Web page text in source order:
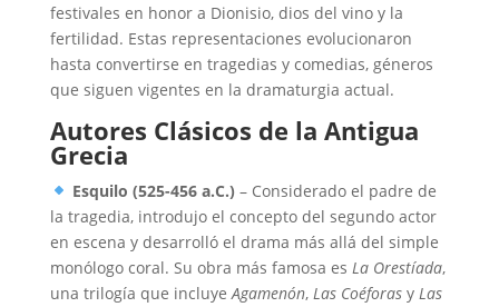
festivales en honor a Dionisio, dios del vino y la
fertilidad. Estas representaciones evolucionaron
hasta convertirse en tragedias y comedias, géneros
que siguen vigentes en la dramaturgia actual.
Autores Clásicos de la Antigua
Grecia
Esquilo (525-456 a.C.) – Considerado el padre de
la tragedia, introdujo el concepto del segundo actor
en escena y desarrolló el drama más allá del simple
monólogo coral. Su obra más famosa es La Orestíada,
una trilogía que incluyeAgamenón, Las Coéforasy Las